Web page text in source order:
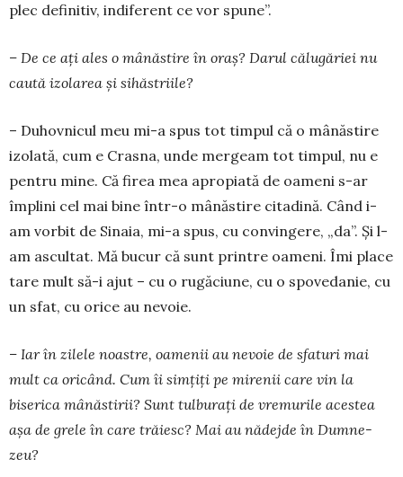
plec definitiv, indiferent ce vor spune”.
– De ce ați ales o mânăstire în oraș? Darul călugăriei nu
caută izo­larea și sihăstriile?
– Duhovnicul meu mi-a spus tot tim­pul că o mânăstire
izolată, cum e Crasna, unde mergeam tot timpul, nu e
pentru mine. Că firea mea apropiată de oa­meni s-ar
împlini cel mai bine într-o mânăstire citadină. Când i-
am vorbit de Sinaia, mi-a spus, cu convingere, „da”. Și l-
am ascultat. Mă bucur că sunt prin­tre oameni. Îmi place
tare mult să-i ajut – cu o rugăciune, cu o spovedanie, cu
un sfat, cu orice au nevoie.
– Iar în zilele noastre, oamenii au nevoie de sfaturi mai
mult ca oricând. Cum îi simțiți pe mirenii care vin la
biserica mânăstirii? Sunt tulburați de vremurile acestea
așa de grele în care trăiesc? Mai au nădejde în Dum­ne­
zeu?